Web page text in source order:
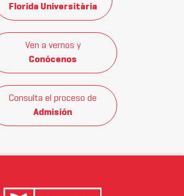
Florida Universitària
Ven a vernos y
Conócenos
Consulta el proceso de
Admisión